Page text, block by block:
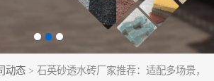
动态 > 石英砂透水砖厂家推荐：适配多场景，